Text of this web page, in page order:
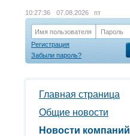
10:27:36 07.08.2026 пт
Имя пользователя
Пароль
Регистрация
Забыли пароль?
Главная страница
Общие новости
Новости компаний